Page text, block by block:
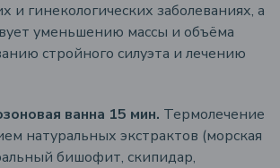
и гинекологических заболеваниях, а
уменьшению массы и объёма
стройного силуэта и лечению
ванна 15 мин. Термолечение
натуральных экстрактов (морская
бишофит, скипидар,